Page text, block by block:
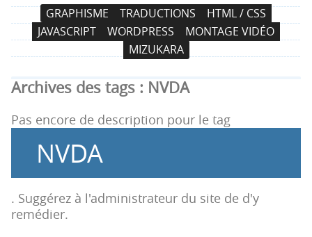
g
n
g
a
t
i
p
i
r
a
u
c
t
n
GRAPHISME TRADUCTIONS
HTML / CSS
JAVASCRIPT
WORDPRESS
MONTAGE VIDÉO
MIZUKARA
Archives des tags : NVDA
Pas encore de description pour le tag
NVDA
. Suggérez à l'administrateur du site de d'y
remédier.